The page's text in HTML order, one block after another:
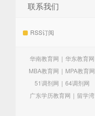
联系我们
RSS订阅
华南教育网 | 华东教育网
MBA教育网 | MPA教育网
51调剂网 | 64调剂网
广东学历教育网 | 留学湾